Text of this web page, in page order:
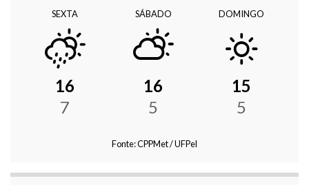
SEXTA
16
7
SÁBADO
16
5
DOMINGO
15
5
Fonte: CPPMet / UFPel